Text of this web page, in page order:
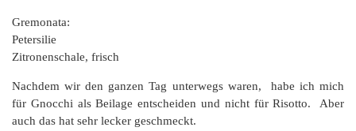
Gremonata:
Petersilie
Zitronenschale, frisch
Nachdem wir den ganzen Tag unterwegs waren, habe ich mich
für Gnocchi als Beilage entscheiden und nicht für Risotto. Aber
auch das hat sehr lecker geschmeckt.